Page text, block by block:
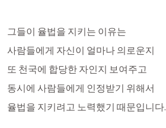
그들이 율법을 지키는 이유는
사람들에게 자신이 얼마나 의로운지
또 천국에 합당한 자인지 보여주고
동시에 사람들에게 인정받기 위해서
율법을 지키려고 노력했기 때문입니다.